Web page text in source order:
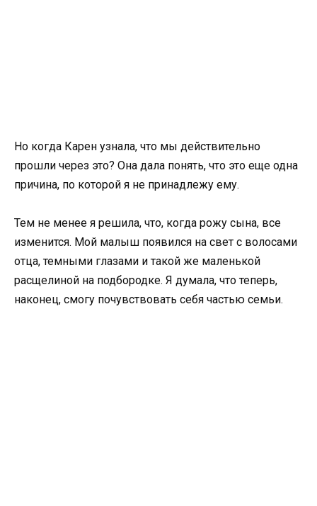
Но когда Карен узнала, что мы действительно
прошли через это? Она дала понять, что это еще одна
причина, по которой я не принадлежу ему.
Тем не менее я решила, что, когда рожу сына, все
изменится. Мой малыш появился на свет с волосами
отца, темными глазами и такой же маленькой
расщелиной на подбородке. Я думала, что теперь,
наконец, смогу почувствовать себя частью семьи.